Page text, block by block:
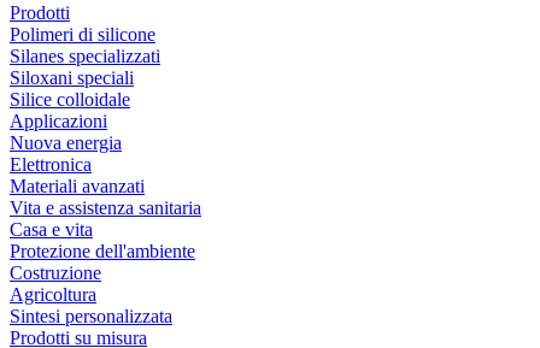
Prodotti
Polimeri di silicone
Silanes specializzati
Siloxani speciali
Silice colloidale
Applicazioni
Nuova energia
Elettronica
Materiali avanzati
Vita e assistenza sanitaria
Casa e vita
Protezione dell'ambiente
Costruzione
Agricoltura
Sintesi personalizzata
Prodotti su misura